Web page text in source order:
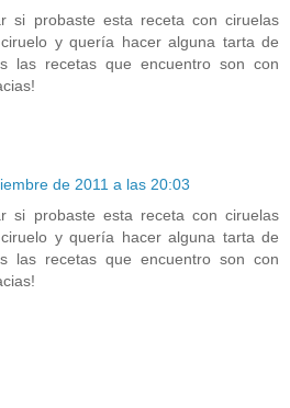
si probaste esta receta con ciruelas
y quería hacer alguna tarta de
las recetas que encuentro son con
de 2011 a las 20:03
si probaste esta receta con ciruelas
y quería hacer alguna tarta de
las recetas que encuentro son con